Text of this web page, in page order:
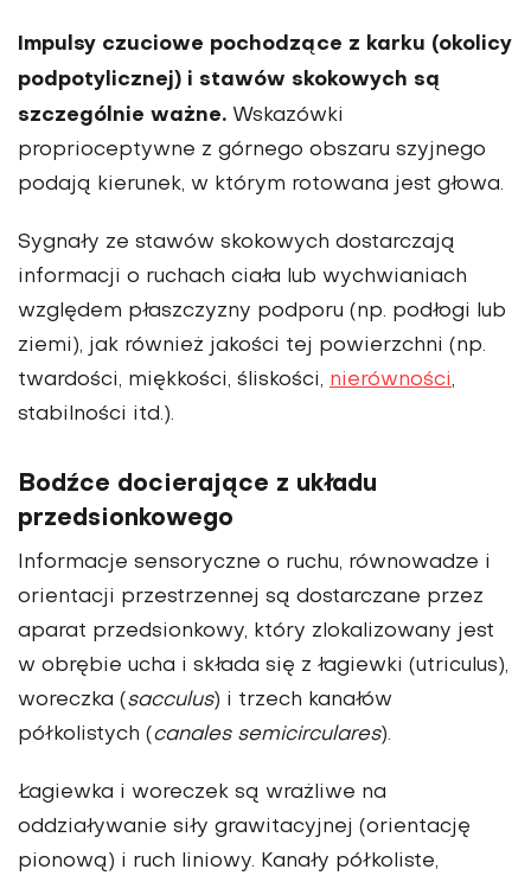
Impulsy czuciowe pochodzące z karku (okolicy
podpotylicznej) i stawów skokowych są
szczególnie ważne. Wskazówki
proprioceptywne z górnego obszaru szyjnego
podają kierunek, w którym rotowana jest głowa.
Sygnały ze stawów skokowych dostarczają
informacji o ruchach ciała lub wychwianiach
względem płaszczyzny podporu (np. podłogi lub
ziemi), jak również jakości tej powierzchni (np.
twardości, miękkości, śliskości, nierówności,
stabilności itd.).
Bodźce docierające z układu
przedsionkowego
Informacje sensoryczne o ruchu, równowadze i
orientacji przestrzennej są dostarczane przez
aparat przedsionkowy, który zlokalizowany jest
w obrębie ucha i składa się z łagiewki (utriculus),
woreczka (sacculus) i trzech kanałów
półkolistych (canales semicirculares).
Łagiewka i woreczek są wrażliwe na
oddziaływanie siły grawitacyjnej (orientację
pionową) i ruch liniowy. Kanały półkoliste,